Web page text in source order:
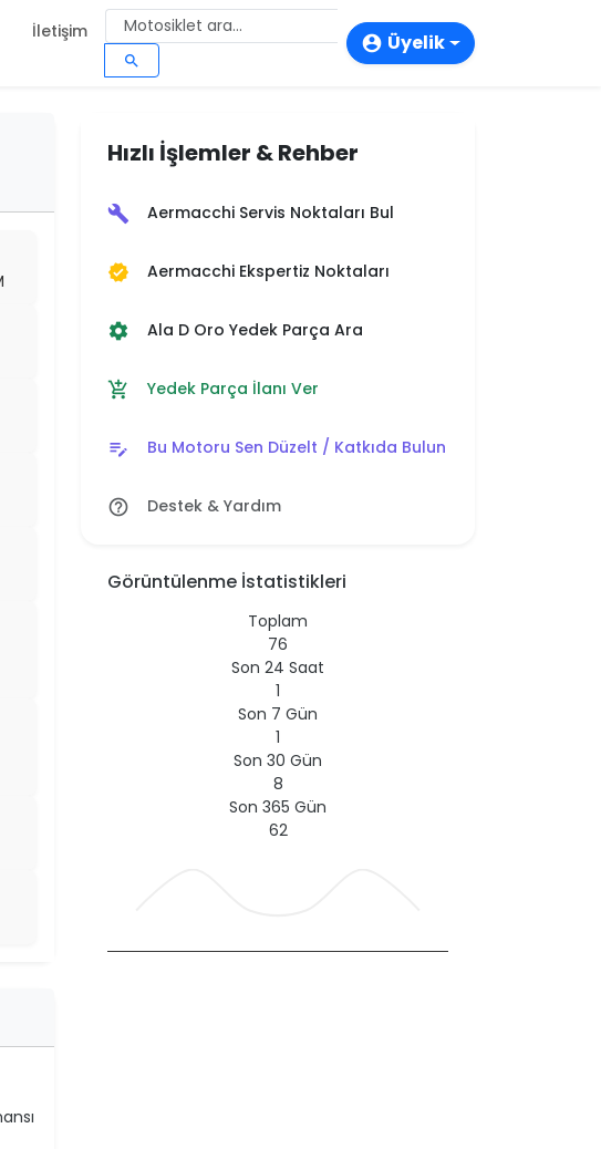
İletişim
search
account_circle Üyelik
Hızlı İşlemler & Rehber
build Aermacchi Servis Noktaları Bul
verified Aermacchi Ekspertiz Noktaları
settings Ala D Oro Yedek Parça Ara
add_shopping_cart Yedek Parça İlanı Ver
edit_note Bu Motoru Sen Düzelt / Katkıda Bulun
help_outline Destek & Yardım
Görüntülenme İstatistikleri
Toplam
76
Son 24 Saat
1
Son 7 Gün
1
Son 30 Gün
8
Son 365 Gün
62